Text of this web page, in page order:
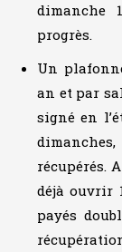
dimanche
progrès.
Un
an et par
signé en
récupérés.
déjà ouvrir
payés